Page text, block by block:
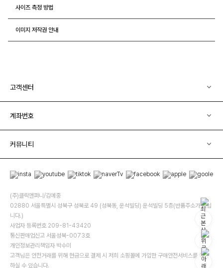
사이즈 측정 방법
이미지 저작권 안내
고객센터
계좌번호
커뮤니티
(주)클릭앤퍼니/김예중
02880 서울특별시 성북구 성북로 49 (성북동, 운석빌딩) 운석빌딩 5층(반품주소가 아닙
니다.)
사업자 등록번호 209-81-43420
통신판매업신고 서울성북-0073호
개인정보관리책임자 박수미
고객님은 안전거래를 위해 현금으로 결제 시 저희 소핑몰에 가입한 구매안전서비스를 이용
하실 수 있습니다.